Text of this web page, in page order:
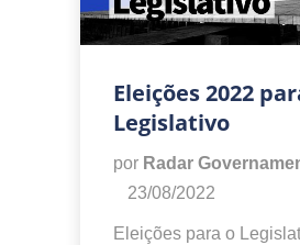
Eleições 2022
Legislativo
por Radar
23/08/2022
Eleições para o